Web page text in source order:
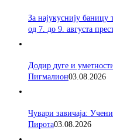
За најукуснију
од 7. до 9. августа
Додир дуге и
Пигмалион03.08.2026
Чувари завичаја:
Пирота03.08.2026